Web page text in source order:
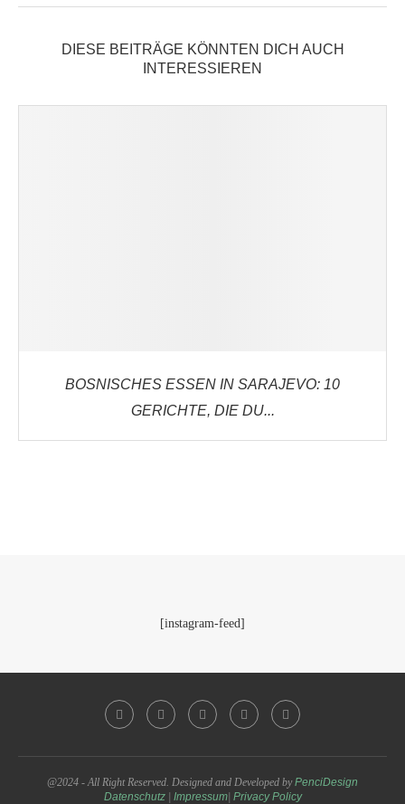
DIESE BEITRÄGE KÖNNTEN DICH AUCH
INTERESSIEREN
BOSNISCHES ESSEN IN SARAJEVO: 10
GERICHTE, DIE DU...
[instagram-feed]
@2024 - All Right Reserved. Designed and Developed byPenciDesign
Datenschutz| Impressum| Privacy Policy